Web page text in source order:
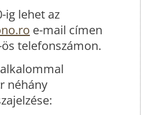
ig lehet az
e-mail címen
telefonszámon.
néhány